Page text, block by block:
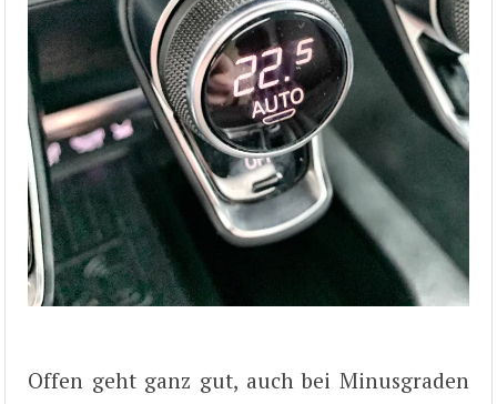
Offen geht ganz gut, auch bei Minusgraden